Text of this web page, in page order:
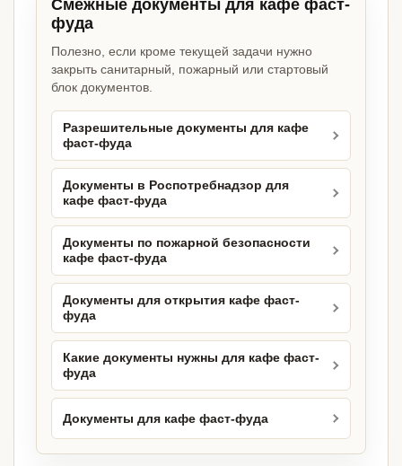
Смежные документы для кафе фаст-
фуда
Полезно, если кроме текущей задачи нужно
закрыть санитарный, пожарный или стартовый
блок документов.
Разрешительные документы для кафе
фаст-фуда
Документы в Роспотребнадзор для
кафе фаст-фуда
Документы по пожарной безопасности
кафе фаст-фуда
Документы для открытия кафе фаст-
фуда
Какие документы нужны для кафе фаст-
фуда
Документы для кафе фаст-фуда